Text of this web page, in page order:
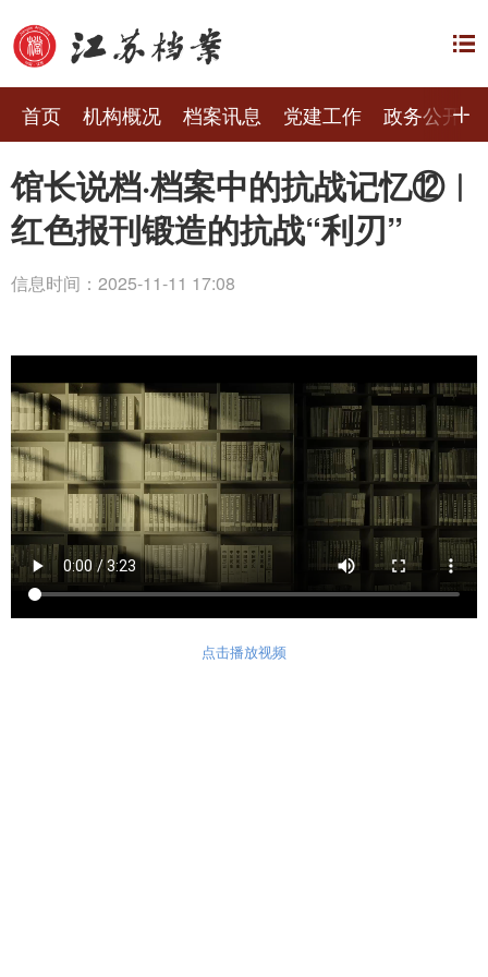
首页 机构概况 档案讯息 党建工作 政务公开
馆长说档·档案中的抗战记忆⑫︱
红色报刊锻造的抗战“利刃”
信息时间：2025-11-11 17:08
点击播放视频